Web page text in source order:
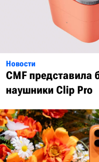
Новости
CMF представила
наушники Clip Pro